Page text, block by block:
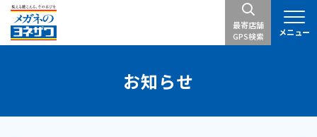
最寄店舗
GPS検索
お知らせ
メニュー